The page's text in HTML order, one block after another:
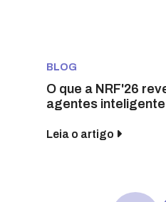
BLOG
O que a NRF'26
agentes
Leia o artigo